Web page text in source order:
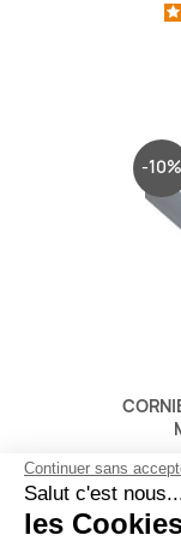
Continuer sans
Salut c'est
les
-10%